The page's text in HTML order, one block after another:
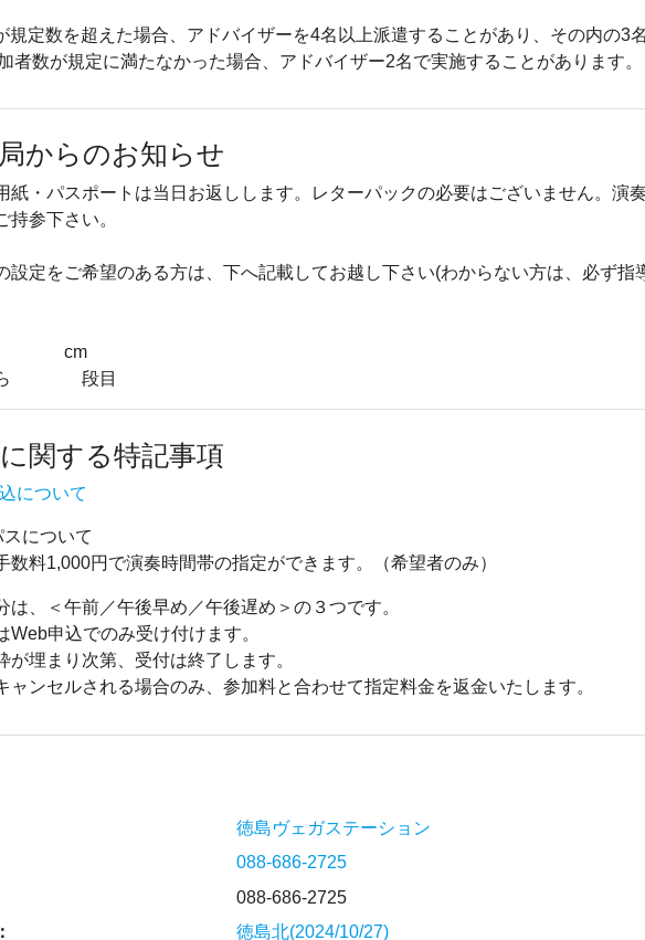
規定数を超えた場合、アドバイザーを4名以上派遣することがあり、その内の3
者数が規定に満たなかった場合、アドバイザー2名で実施することがあります。
からのお知らせ
紙・パスポートは当日お返しします。レターパックの必要はございません。演
持参下さい。
設定をご希望のある方は、下へ記載してお越し下さい(わからない方は、必ず指
cm
ら 段目
関する特記事項
について
について
数料1,000円で演奏時間帯の指定ができます。（希望者のみ）
は、＜午前／午後早め／午後遅め＞の３つです。
Web申込でのみ受け付けます。
が埋まり次第、受付は終了します。
ャンセルされる場合のみ、参加料と合わせて指定料金を返金いたします。
徳島ヴェガステーション
088-686-2725
088-686-2725
徳島北(2024/10/27)